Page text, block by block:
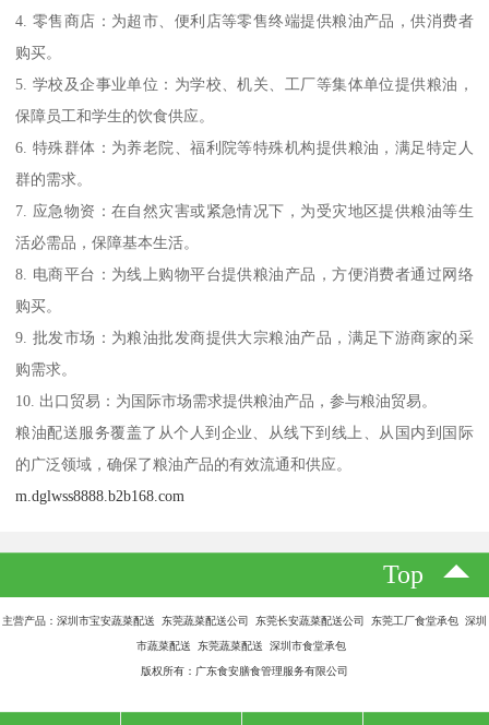
4. 零售商店：为超市、便利店等零售终端提供粮油产品，供消费者
购买。
5. 学校及企事业单位：为学校、机关、工厂等集体单位提供粮油，
保障员工和学生的饮食供应。
6. 特殊群体：为养老院、福利院等特殊机构提供粮油，满足特定人
群的需求。
7. 应急物资：在自然灾害或紧急情况下，为受灾地区提供粮油等生
活必需品，保障基本生活。
8. 电商平台：为线上购物平台提供粮油产品，方便消费者通过网络
购买。
9. 批发市场：为粮油批发商提供大宗粮油产品，满足下游商家的采
购需求。
10. 出口贸易：为国际市场需求提供粮油产品，参与粮油贸易。
粮油配送服务覆盖了从个人到企业、从线下到线上、从国内到国际
的广泛领域，确保了粮油产品的有效流通和供应。
m.dglwss8888.b2b168.com
Top
主营产品：深圳市宝安蔬菜配送 东莞蔬菜配送公司 东莞长安蔬菜配送公司 东莞工厂食堂承包 深圳
市蔬菜配送 东莞蔬菜配送 深圳市食堂承包
版权所有：广东食安膳食管理服务有限公司